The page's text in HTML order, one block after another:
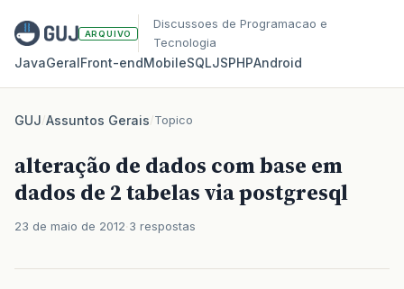
ARQUIVO
Discussoes de Programacao e
Tecnologia
JavaGeralFront‑endMobileSQLJSPHPAndroid
GUJ/Assuntos Gerais/Topico
alteração de dados com base em
dados de 2 tabelas via postgresql
23 de maio de 2012 3 respostas